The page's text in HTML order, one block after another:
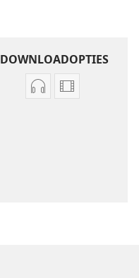
DOWNLOADOPTIES
Downloadopties